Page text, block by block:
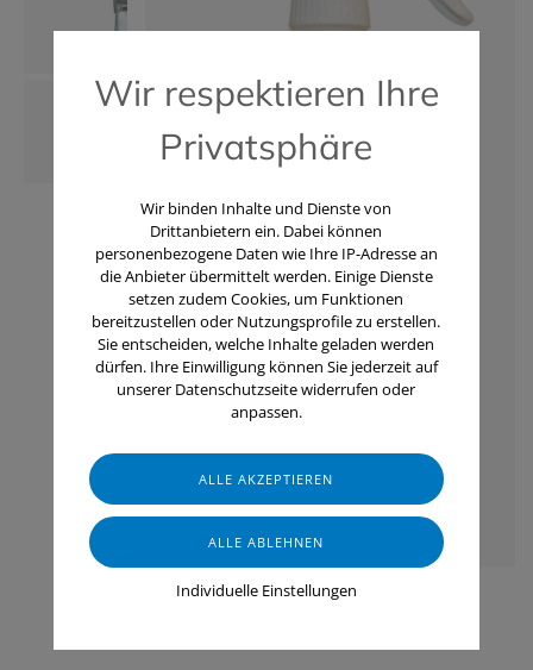
Wir respektieren Ihre
Privatsphäre
Wir binden Inhalte und Dienste von
Drittanbietern ein. Dabei können
personenbezogene Daten wie Ihre IP-Adresse an
die Anbieter übermittelt werden. Einige Dienste
setzen zudem Cookies, um Funktionen
bereitzustellen oder Nutzungsprofile zu erstellen.
Sie entscheiden, welche Inhalte geladen werden
dürfen. Ihre Einwilligung können Sie jederzeit auf
unserer Datenschutzseite widerrufen oder
anpassen.
Individuelle Einstellungen